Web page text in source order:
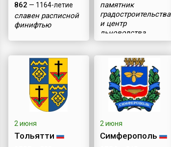
862 — 1164-летие
славен расписной
финифтью
памятник
градостроительства
и центр
льноводства
2 июня
Тольятти
2 июня
Симферополь